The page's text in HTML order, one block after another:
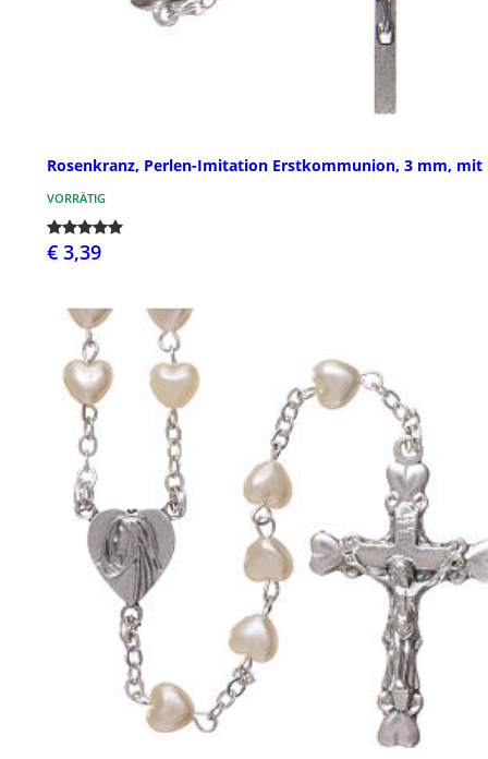
Rosenkranz, Perlen-Imitation Erstkommunion, 3 mm, mit
VORRÄTIG
€ 3,39